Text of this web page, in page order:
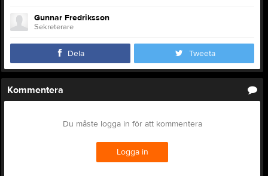
Gunnar Fredriksson
Sekreterare
Dela Tweeta
Kommentera
Du måste logga in för att kommentera
Logga in